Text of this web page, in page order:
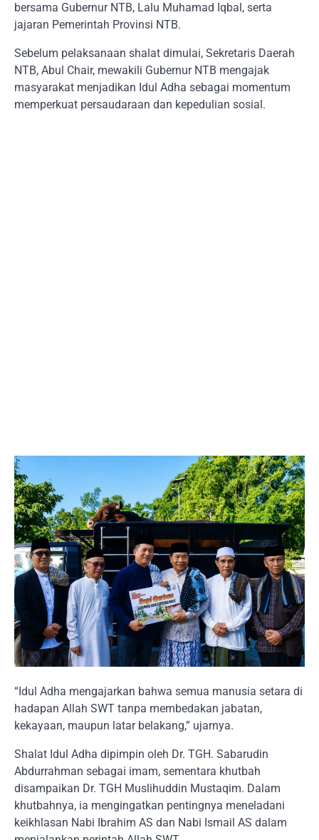
bersama Gubernur NTB, Lalu Muhamad Iqbal, serta
jajaran Pemerintah Provinsi NTB.
Sebelum pelaksanaan shalat dimulai, Sekretaris Daerah
NTB, Abul Chair, mewakili Gubernur NTB mengajak
masyarakat menjadikan Idul Adha sebagai momentum
memperkuat persaudaraan dan kepedulian sosial.
“Idul Adha mengajarkan bahwa semua manusia setara di
hadapan Allah SWT tanpa membedakan jabatan,
kekayaan, maupun latar belakang,” ujarnya.
Shalat Idul Adha dipimpin oleh Dr. TGH. Sabarudin
Abdurrahman sebagai imam, sementara khutbah
disampaikan Dr. TGH Muslihuddin Mustaqim. Dalam
khutbahnya, ia mengingatkan pentingnya meneladani
keikhlasan Nabi Ibrahim AS dan Nabi Ismail AS dalam